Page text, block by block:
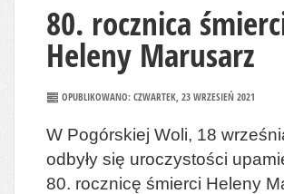
80. rocznica
Heleny Marusarz
OPUBLIKOWANO: CZWARTEK, 23 WRZESIEŃ 2021
W Pogórskiej Woli, 18
odbyły się uroczystości
80. rocznicę śmierci Heleny